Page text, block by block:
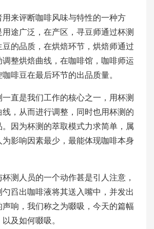
来评断咖啡风味与特性的一种方
途广泛，在产区，寻豆师通过杯测
的品质，在烘焙环节，烘焙师通过
整烘焙曲线，在咖啡馆，咖啡师运
啡豆在最后环节的出品质量。
直是我们工作的核心之一，用杯测
，从而进行调整，同时也用杯测的
因为杯测的萃取模式力求简单，属
影响因素最少，最能体现咖啡本身
测人员的一个动作甚是引人注意，
舀出咖啡液将其送入嘴中，并发出
响，我们称之为啜吸，今天的篇幅
及如何啜吸。